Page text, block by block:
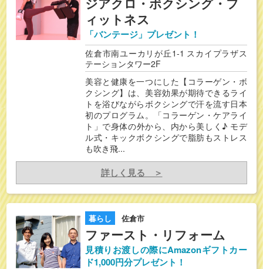
ィットネス
「バンテージ」プレゼント！
佐倉市南ユーカリが丘1-1 スカイプラザス
テーションタワー2F
美容と健康を一つにした【コラーゲン・ボ
クシング】は、美容効果が期待できるライ
トを浴びながらボクシングで汗を流す日本
初のプログラム。「コラーゲン・ケアライ
ト」で身体の外から、内から美しく♪ モデ
ル式・キックボクシングで脂肪もストレス
も吹き飛...
詳しく見る ＞
暮らし 佐倉市
ファースト・リフォーム
見積りお渡しの際にAmazonギフトカー
ド1,000円分プレゼント！